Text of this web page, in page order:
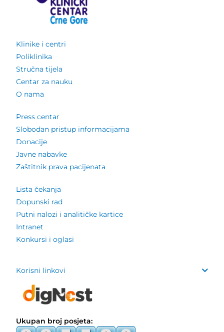
Klinike i centri
Poliklinika
Stručna tijela
Centar za nauku
O nama
Press centar
Slobodan pristup informacijama
Donacije
Javne nabavke
Zaštitnik prava pacijenata
Lista čekanja
Dopunski rad
Putni nalozi i analitičke kartice
Intranet
Konkursi i oglasi
Korisni linkovi
Ukupan broj posjeta: